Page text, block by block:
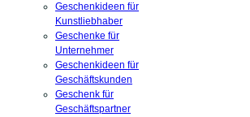
Geschenkideen für
Kunstliebhaber
Geschenke für
Unternehmer
Geschenkideen für
Geschäftskunden
Geschenk für
Geschäftspartner